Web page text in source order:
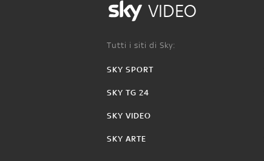
VIDEO
Tutti i siti di Sky:
SKY SPORT
SKY TG 24
SKY VIDEO
SKY ARTE